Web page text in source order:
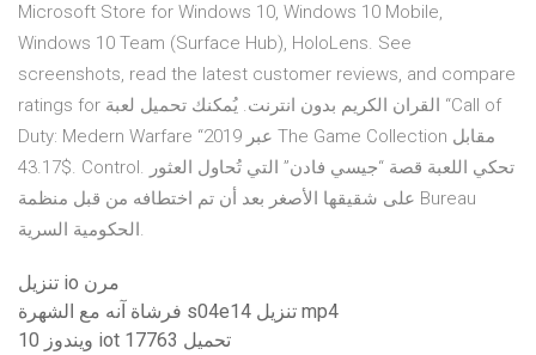
Microsoft Store for Windows 10, Windows 10 Mobile,
Windows 10 Team (Surface Hub), HoloLens. See
screenshots, read the latest customer reviews, and compare
ratings for القران الكريم بدون انترنت. يُمكنك تحميل لعبة “Call of
Duty: Medern Warfare “2019 عبر The Game Collection مقابل
43.17$. Control. تحكي اللعبة قصة “جيسي فادن” التي تُحاول العثور
على شقيقها الأصغر بعد أن تم اختطافه من قبل منظمة Bureau
الحكومية السرية.
تنزيل io مرن
فرشاة آنه مع الشهرة s04e14 تنزيل mp4
ويندوز 10 iot 17763 تحميل